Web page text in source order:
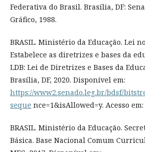
Federativa do Brasil. Brasília, DF:
Gráfico, 1988.
BRASIL. Ministério da Educação. Lei
Estabelece as diretrizes e bases da
LDB: Lei de Diretrizes e Bases da
Brasília, DF, 2020. Disponível em:
https://www2.senado.leg.br/bdsf/
seque nce=1&isAllowed=y. Acesso em:
BRASIL. Ministério da Educação.
Básica. Base Nacional Comum